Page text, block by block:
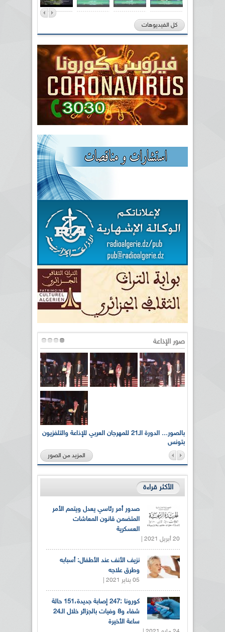
كل الفيديوهات
صور الإذاعة
بالصور... الدورة الـ21 للمهرجان العربي للإذاعة والتلفزيون
بتونس
المزيد من الصور
الأكثر قراءة
صدور أمر رئاسي يعدل ويتمم الأمر
المتضمن قانون المعاشات
العسكرية
20 أبريل 2021 |
نزيف الأنف عند الأطفال: أسبابه
وطرق علاجه
05 يناير 2021 |
كورونا :247 إصابة جديدة،151 حالة
شفاء و8 وفيات بالجزائر خلال الـ24
ساعة الأخيرة